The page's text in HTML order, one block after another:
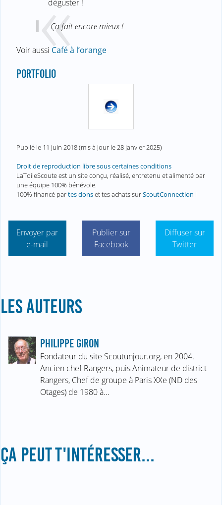
déguster !
Ça fait encore mieux !
Voir aussi Café à l’orange
PORTFOLIO
Publié le 11 juin 2018(mis à jour le28 janvier 2025)
Droit de reproduction libre sous certaines conditions
LaToileScoute est un site conçu, réalisé, entretenu et alimenté par
une équipe 100% bénévole.
100% financé partes donset tes achats surScoutConnection !
Envoyer par
e-mail
Publier sur
Facebook
Diffuser sur
Twitter
LES AUTEURS
PHILIPPE GIRON
Fondateur du site Scoutunjour.org, en 2004.
Ancien chef Rangers, puis Animateur de district
Rangers, Chef de groupe à Paris XXe (ND des
Otages) de 1980 à…
ÇA PEUT T'INTÉRESSER...